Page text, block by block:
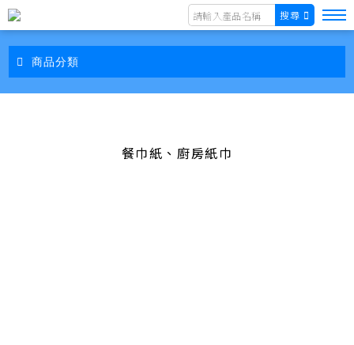
搜尋
商品分類
餐巾紙、廚房紙巾